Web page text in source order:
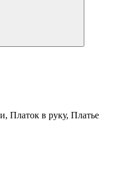
Платок в руку, Платье